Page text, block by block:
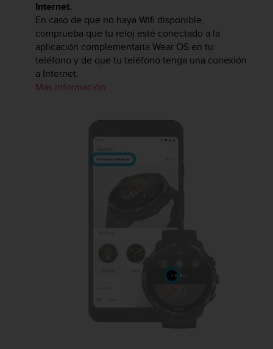
Internet.
En caso de que no haya Wifi disponible,
comprueba que tu reloj esté conectado a la
aplicación complementaria Wear OS en tu
teléfono y de que tu teléfono tenga una conexión
a Internet.
Más información